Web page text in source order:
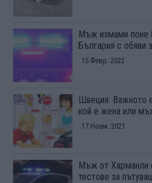
Мъж измами поне
България с обяви
15 Февр. 2022
Швеция: Важното
кой е жена или
17 Ноем. 2021
Мъж от Харманли
тестове за